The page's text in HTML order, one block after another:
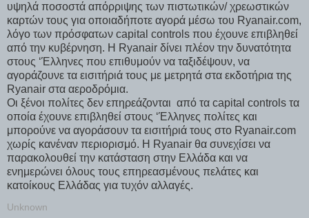
υψηλά ποσοστά απόρριψης των πιστωτικών/ χρεωστικών
καρτών τους για οποιαδήποτε αγορά μέσω του Ryanair.com,
λόγο των πρόσφατων capital controls που έχουνε επιβληθεί
από την κυβέρνηση. Η Ryanair δίνει πλέον την δυνατότητα
στους ‘Έλληνες που επιθυμούν να ταξιδέψουν, να
αγοράζουνε τα εισιτήριά τους με μετρητά στα εκδοτήρια της
Ryanair στα αεροδρόμια.
Οι ξένοι πολίτες δεν επηρεάζονται από τα capital controls τα
οποία έχουνε επιβληθεί στους ‘Έλληνες πολίτες και
μπορούνε να αγοράσουν τα εισιτήριά τους στο Ryanair.com
χωρίς κανέναν περιορισμό. Η Ryanair θα συνεχίσει να
παρακολουθεί την κατάσταση στην Ελλάδα και να
ενημερώνει όλους τους επηρεασμένους πελάτες και
κατοίκους Ελλάδας για τυχόν αλλαγές.
Unknown